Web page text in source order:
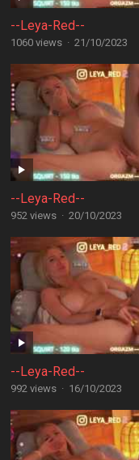
--Leya-Red--
1060 views · 21/10/2023
--Leya-Red--
952 views · 20/10/2023
--Leya-Red--
992 views · 16/10/2023